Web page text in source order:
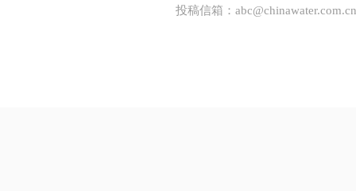
投稿信箱： abc@chinawater.com.cn